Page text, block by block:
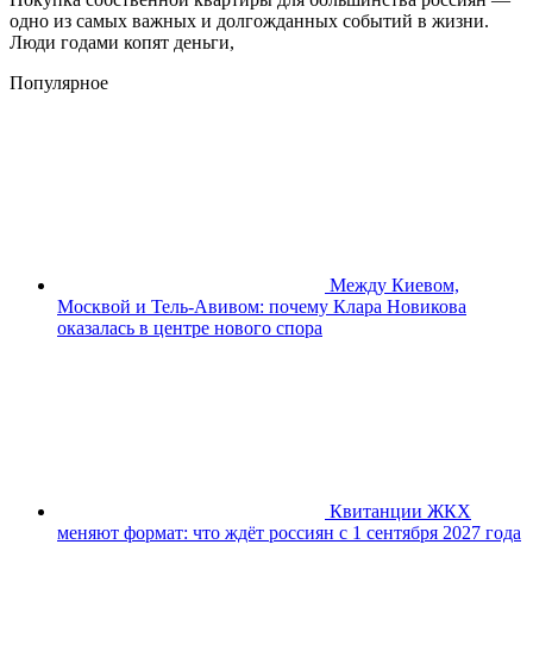
одно из самых важных и долгожданных событий в жизни.
Люди годами копят деньги,
Популярное
Между Киевом,
Москвой и Тель-Авивом: почему Клара Новикова
оказалась в центре нового спора
Квитанции ЖКХ
меняют формат: что ждёт россиян с 1 сентября 2027 года